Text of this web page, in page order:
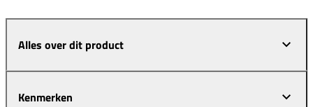
Alles over dit product
Kenmerken